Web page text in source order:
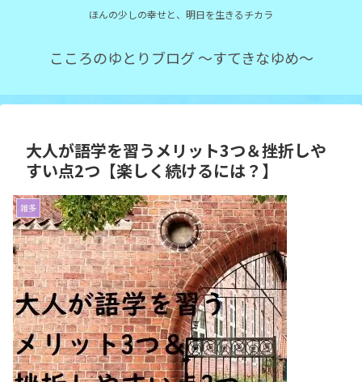
ほんの少しの幸せと、明日を生きるチカラ
こころのゆとりブログ ～すてきなゆめ～
大人が語学を習うメリット3つ＆挫折しや
すい点2つ【楽しく続けるには？】
雑多